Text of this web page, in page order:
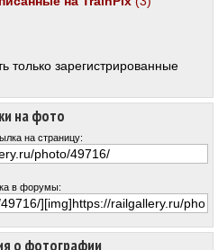
о фотографии
на фото
на страницу:
в форумы:
только зарегистрированные